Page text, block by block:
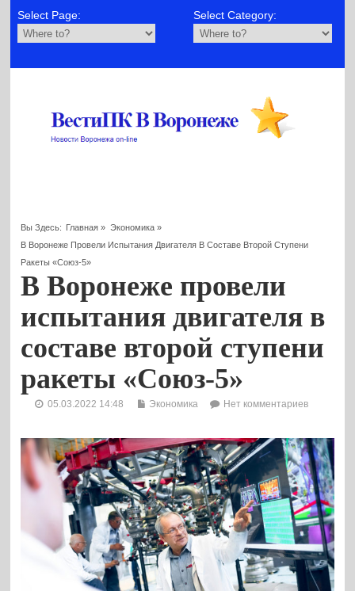
Select Page: Select Category:
Вы Здесь: Главная » Экономика»
В Воронеже Провели Испытания Двигателя В Составе Второй Ступени
Ракеты «Союз-5»
В Воронеже провели
испытания двигателя в
составе второй ступени
ракеты «Союз-5»
05.03.2022 14:48 Экономика Нет комментариев